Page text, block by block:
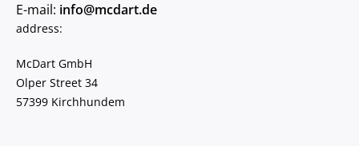
E-mail: info@mcdart.de
address:
McDart GmbH
Olper Street 34
57399 Kirchhundem